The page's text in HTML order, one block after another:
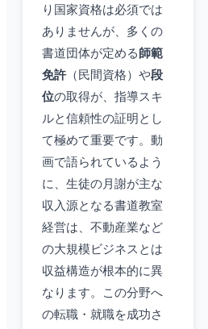
り国家資格は必須では
ありませんが、多くの
書道団体が定める師範
免許（民間資格）や段
位の取得が、指導スキ
ルと信頼性の証明とし
て極めて重要です。動
画で語られているよう
に、生徒の月謝が主な
収入源となる書道教室
経営は、不動産業など
の大規模ビジネスとは
収益構造が根本的に異
なります。この分野へ
の転職・就職を成功さ